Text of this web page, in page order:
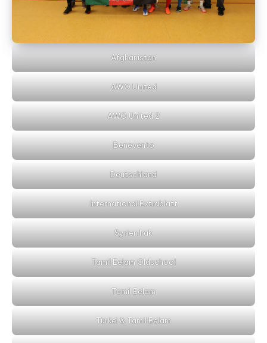
Afghanistan
AWO United
AWO United 2
Benevento
Deutschland
International Extrablatt
Syrien Irak
Tamil Eelam Oldschool
Tamil Eelam
Türkei & Tamil Eelam